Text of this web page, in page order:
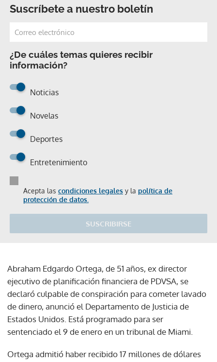
Suscríbete a nuestro boletín
¿De cuáles temas quieres recibir
información?
Noticias
Novelas
Deportes
Entretenimiento
Acepta las condiciones legales y la política de
protección de datos.
SUSCRIBIRSE
Abraham Edgardo Ortega, de 51 años, ex director
ejecutivo de planificación financiera de PDVSA, se
declaró culpable de conspiración para cometer lavado
de dinero, anunció el Departamento de Justicia de
Estados Unidos. Está programado para ser
sentenciado el 9 de enero en un tribunal de Miami.
Ortega admitió haber recibido 17 millones de dólares